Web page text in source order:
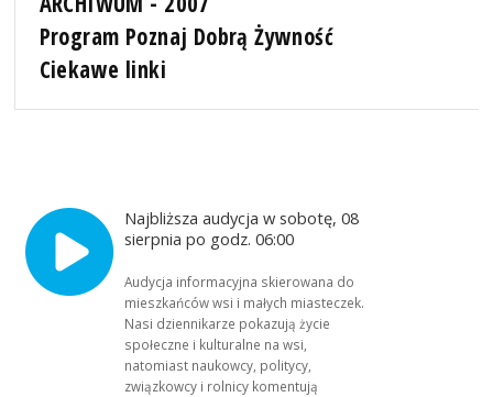
Program Poznaj Dobrą Żywność
Ciekawe linki
Najbliższa audycja w sobotę, 08
sierpnia po godz. 06:00
Audycja informacyjna skierowana do
mieszkańców wsi i małych miasteczek.
Nasi dziennikarze pokazują życie
społeczne i kulturalne na wsi,
natomiast naukowcy, politycy,
związkowcy i rolnicy komentują